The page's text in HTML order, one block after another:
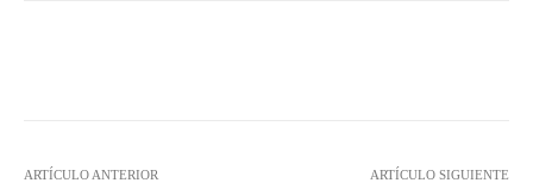
ARTÍCULO ANTERIOR ARTÍCULO SIGUIENTE